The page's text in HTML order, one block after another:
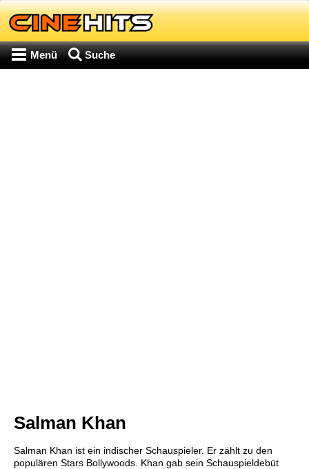
Menü Suche
Salman Khan
Salman Khan ist ein indischer Schauspieler. Er zählt zu den
populären Stars Bollywoods. Khan gab sein Schauspieldebüt